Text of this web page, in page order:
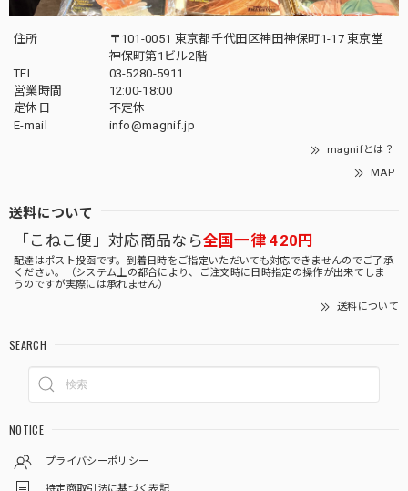
住所
〒101-0051 東京都千代田区神田神保町1-17 東京堂
神保町第1ビル2階
TEL
03-5280-5911
営業時間
12:00-18:00
定休日
不定休
E-mail
info@magnif.jp
magnifとは？
MAP
送料について
「こねこ便」対応商品なら全国一律 420円
配達はポスト投函です。到着日時をご指定いただいても対応できませんのでご了承
ください。（システム上の都合により、ご注文時に日時指定の操作が出来てしま
うのですが実際には承れません）
送料について
SEARCH
NOTICE
プライバシーポリシー
特定商取引法に基づく表記